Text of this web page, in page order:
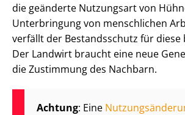
die geänderte Nutzungsart von
Unterbringung von menschlichen
verfällt der Bestandsschutz für diese
Der Landwirt braucht eine neue
die Zustimmung des Nachbarn.
Achtung: Eine